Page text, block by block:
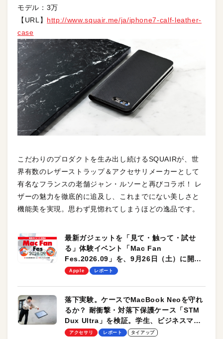
モデル：3万
【URL】 http://www.squair.me/ja/iphone7-calf-leather-
case
こだわりのプロダクトを生み出し続けるSQUAIRが、世
界有数のレザーストラップ＆アクセサリメーカーとして
有名なフランスの老舗ジャン・ルソーと再びコラボ！ レ
ザーの魅力を徹底的に追及し、これまでにない美しさと
機能美を実現。思わず見惚れてしまうほどの逸品です。
最新ガジェットを「見て・触って・試せ
る」体験イベント「Mac Fan
Fes.2026.09」を、9月26日（土）に開催
します！
Apple レポート
落下実験。ケースでMacBook Neoを守れ
るか？ 耐衝撃・対落下保護ケース「STM
Dux Ultra」を検証。学生、ビジネスマン
のモバイルユースに最適！
アクセサリ レポート タイアップ